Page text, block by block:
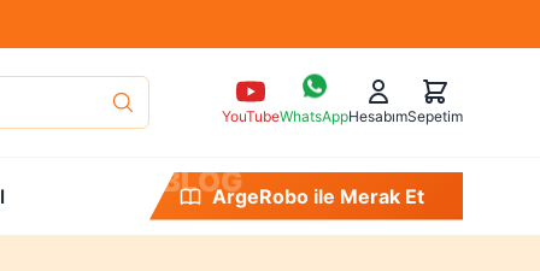
YouTubeWhatsAppHesabımSepetim
BLOG
ArgeRobo ile Merak Et